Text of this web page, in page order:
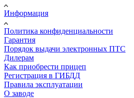
Информация
Политика конфиденциальности
Гарантия
Порядок выдачи электронных ПТС
Дилерам
Как приобрести прицеп
Регистрация в ГИБДД
Правила эксплуатации
О заводе